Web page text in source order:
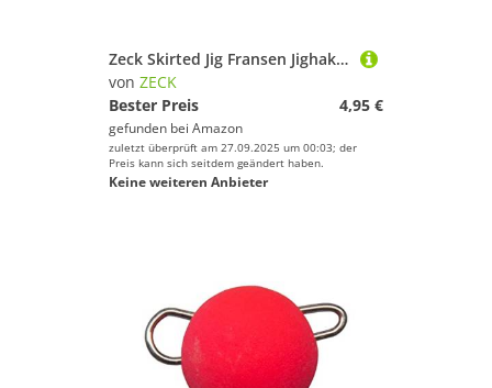
Zeck Skirted Jig Fransen Jighaken - Fransenköder Jigkopf, Größe/Gewicht:Gr. 1/0 / 5g, Zeck Farbe:Moor Kiwi
von ZECK
Bester Preis
4,95 €
gefunden bei Amazon
zuletzt überprüft am 27.09.2025 um 00:03; der
Preis kann sich seitdem geändert haben.
Keine weiteren Anbieter